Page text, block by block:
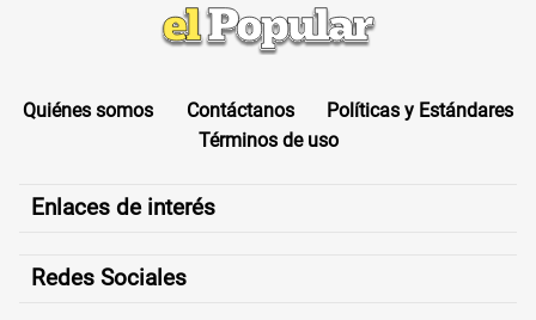
Quiénes somos Contáctanos
Políticas y Estándares
Términos de uso
Enlaces de interés
Redes Sociales